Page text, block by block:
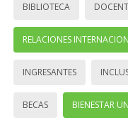
BIBLIOTECA
RELACIONES
INGRESANTES
BECAS BIENESTAR